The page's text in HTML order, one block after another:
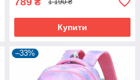
1 190 ₴
Купити
–33%